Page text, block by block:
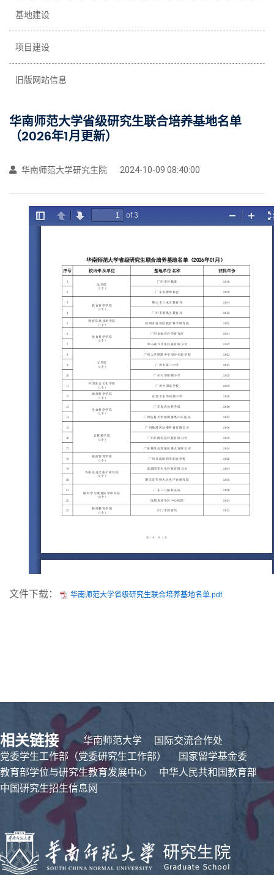
基地建设
项目建设
旧版网站信息
华南师范大学省级研究生联合培养基地名单
（2026年1月更新）
华南师范大学研究生院 2024-10-09 08:40:00
文件下载： 华南师范大学省级研究生联合培养基地名单.pdf
相关链接 华南师范大学
国际交流合作处
党委学生工作部（党委研究生工作部）
国家留学基金委
教育部学位与研究生教育发展中心
中华人民共和国教育部
中国研究生招生信息网